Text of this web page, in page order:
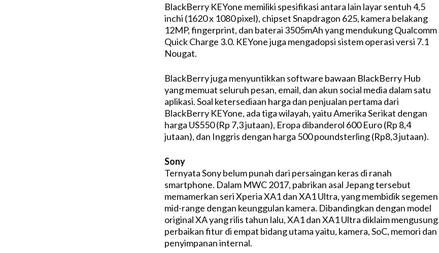
BlackBerry KEYone memiliki spesifikasi antara lain layar sentuh 4,5
inchi (1620 x 1080 pixel), chipset Snapdragon 625, kamera belakang
12MP, fingerprint, dan baterai 3505mAh yang mendukung Qualcomm
Quick Charge 3.0. KEYone juga mengadopsi sistem operasi versi 7.1
Nougat.
BlackBerry juga menyuntikkan software bawaan BlackBerry Hub
yang memuat seluruh pesan, email, dan akun social media dalam satu
aplikasi. Soal ketersediaan harga dan penjualan pertama dari
BlackBerry KEYone, ada tiga wilayah, yaitu Amerika Serikat dengan
harga US550 (Rp 7,3 jutaan), Eropa dibanderol 600 Euro (Rp 8,4
jutaan), dan Inggris dengan harga 500 poundsterling (Rp8,3 jutaan).
Sony
Ternyata Sony belum punah dari persaingan keras di ranah
smartphone. Dalam MWC 2017, pabrikan asal Jepang tersebut
memamerkan seri Xperia XA1 dan XA1 Ultra, yang membidik segemen
mid-range dengan keunggulan kamera. Dibandingkan dengan model
original XA yang rilis tahun lalu, XA1 dan XA1 Ultra diklaim mengusung
perbaikan fitur di empat bidang utama yaitu, kamera, SoC, memori dan
penyimpanan internal.